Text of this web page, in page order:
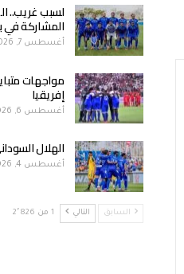
لسبب غريب..
المشاركة في
أغسطس 7, 2026
مواجهات
إفريقيا
أغسطس 6, 2026
الهلال
أغسطس 4, 2026
السابق التالي 1 من 2٬826